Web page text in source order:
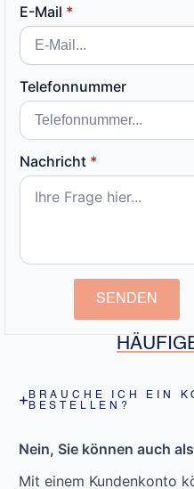
E-Mail *
Telefonnummer
Nachricht *
SENDEN
BRAUCHE ICH EIN
BESTELLEN?
Nein, Sie können auch
Mit einem Kundenkonto